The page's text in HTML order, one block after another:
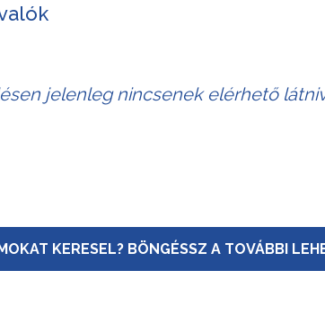
jelenleg nincsenek elérhető
KERESEL? BÖNGÉSSZ A TOVÁBBI